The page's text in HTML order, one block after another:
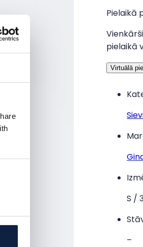
Pielaikā
pielaikā
Virtuālā
S /
–